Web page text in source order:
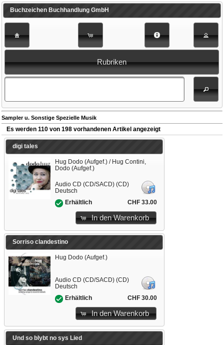
Buchzeichen Buchhandlung GmbH
Rubriken
Sampler u. Sonstige Spezielle Musik
Es werden 110 von 198 vorhandenen Artikel angezeigt
digi tales
Hug Dodo (Aufgef.) / Hug Contini,
Dodo (Aufgef.)
Audio CD (CD/SACD) (CD)
Deutsch
Erhältlich
CHF 33.00
In den Warenkorb
Sorriso clandestino
Hug Dodo (Aufgef.)
Audio CD (CD/SACD) (CD)
Deutsch
Erhältlich
CHF 30.00
In den Warenkorb
Und so blybt no sys Lied